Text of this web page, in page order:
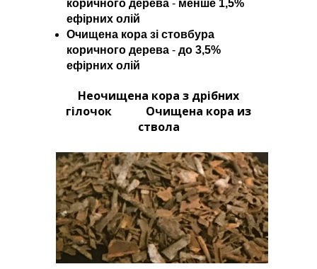
коричного дерева - менше 1,5%
ефірних олій
Очищена кора зі стовбура
коричного дерева - до 3,5%
ефірних олій
Неочищена кора з дрібних
гілочок Очищена кора из
ствола